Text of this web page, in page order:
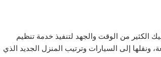
الكثير من الوقت والجهد لتنفيذ خدمة تنظيم
ونقلها إلى السيارات وترتيب المنزل الجديد الذي